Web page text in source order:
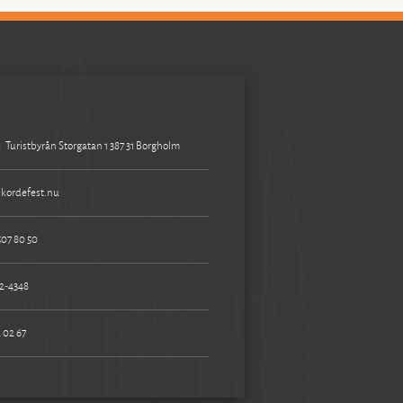
Turistbyrån Storgatan 1 387 31 Borgholm
80 50
4348
02 67